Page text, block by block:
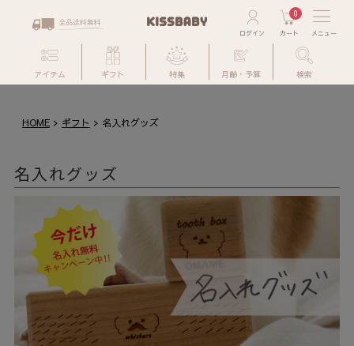
0
アイテム ギフト 特集 月齢・予算 検索
HOME ギフト 名入れグッズ
名入れグッズ